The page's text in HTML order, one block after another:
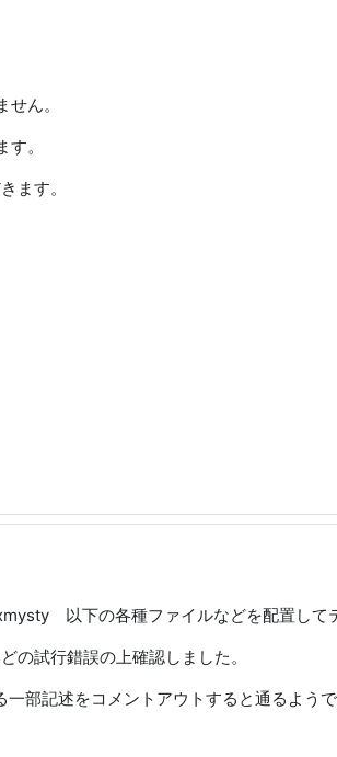
ん。
。
ます。
以下の各種ファイルなどを配置して
の試行錯誤の上確認しました。
一部記述をコメントアウトすると通るようで